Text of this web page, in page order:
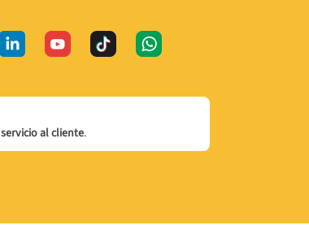
servicio al cliente.